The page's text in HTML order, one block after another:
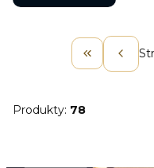
Wróć do
Produkty: 78